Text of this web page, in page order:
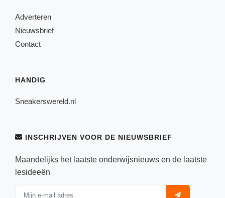
Adverteren
Nieuwsbrief
Contact
HANDIG
Sneakerswereld.nl
INSCHRIJVEN VOOR DE NIEUWSBRIEF
Maandelijks het laatste onderwijsnieuws en de laatste
lesideeën